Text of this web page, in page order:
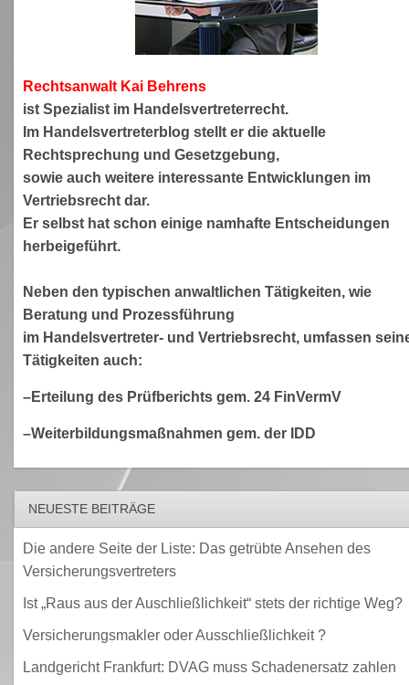
Rechtsanwalt Kai Behrens
ist Spezialist im Handelsvertreterrecht.
Im Handelsvertreterblog stellt er die aktuelle
Rechtsprechung und Gesetzgebung,
sowie auch weitere interessante Entwicklungen im
Vertriebsrecht dar.
Er selbst hat schon einige namhafte Entscheidungen
herbeigeführt.
Neben den typischen anwaltlichen Tätigkeiten, wie
Beratung und Prozessführung
im Handelsvertreter- und Vertriebsrecht, umfassen
Tätigkeiten auch:
–Erteilung des Prüfberichts gem. 24 FinVermV
–Weiterbildungsmaßnahmen gem. der IDD
NEUESTE BEITRÄGE
Die andere Seite der Liste: Das getrübte Ansehen des
Versicherungsvertreters
Ist „Raus aus der Auschließlichkeit“ stets der richtige Weg?
Versicherungsmakler oder Ausschließlichkeit ?
Landgericht Frankfurt: DVAG muss Schadenersatz zahlen